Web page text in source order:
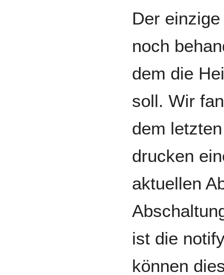
Der
noch
dem die
soll. Wir
dem
drucken
aktuellen
ist die
können